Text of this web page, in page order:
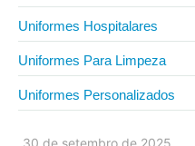
30 de setembro de 2025
Uniformes Hospitalares
Uniformes Para Limpeza
Uniformes Personalizados